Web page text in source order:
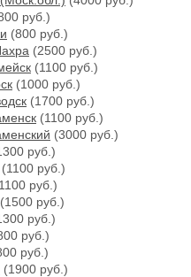
руб.)
(800 руб.)
(2500 руб.)
(1100 руб.)
(1000 руб.)
(1700 руб.)
(1100 руб.)
(3000 руб.)
руб.)
(1100 руб.)
руб.)
(1500 руб.)
руб.)
руб.)
руб.)
(1900 руб.)